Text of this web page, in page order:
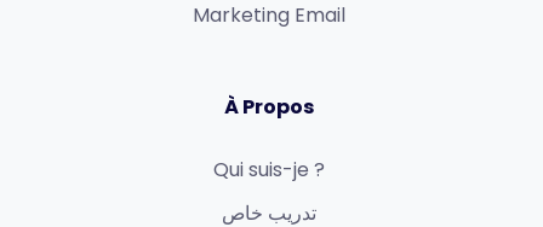
Marketing Email
À Propos
Qui suis-je ?
تدريب خاص